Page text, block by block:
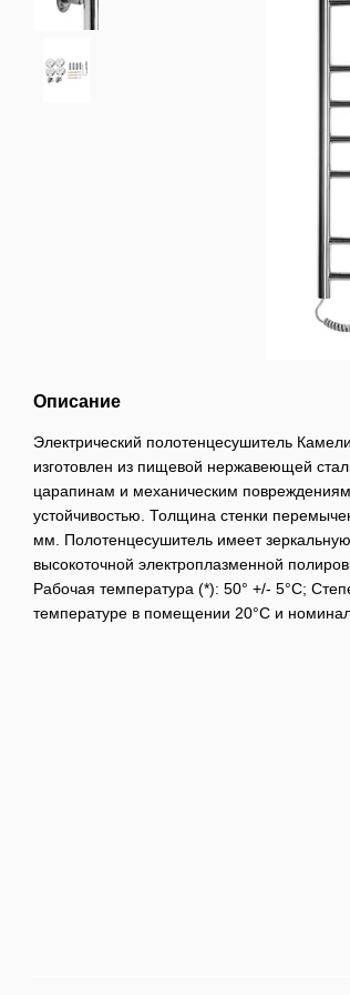
Описание
Электрический полотенцесушитель
изготовлен из пищевой нержавеющей
царапинам и механическим
устойчивостью. Толщина стенки
мм. Полотенцесушитель имеет
высокоточной электроплазменной
Рабочая температура (*): 50° +/- 5°C;
температуре в помещении 20°С и